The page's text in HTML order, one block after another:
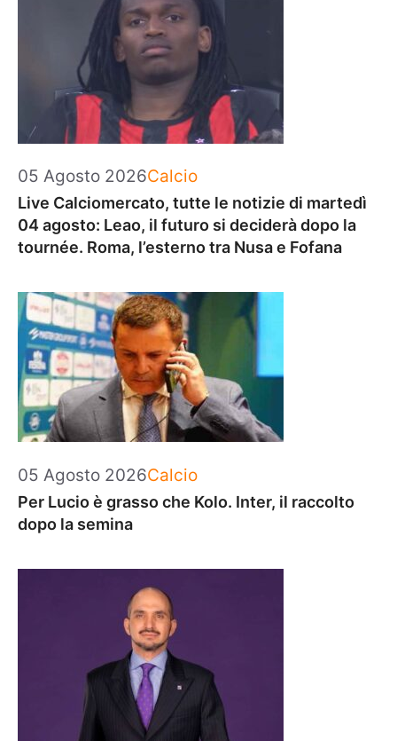
05 Agosto 2026Categorie
Calcio
Live Calciomercato, tutte le notizie di martedì
04 agosto: Leao, il futuro si deciderà dopo la
tournée. Roma, l’esterno tra Nusa e Fofana
05 Agosto 2026Categorie
Calcio
Per Lucio è grasso che Kolo. Inter, il raccolto
dopo la semina